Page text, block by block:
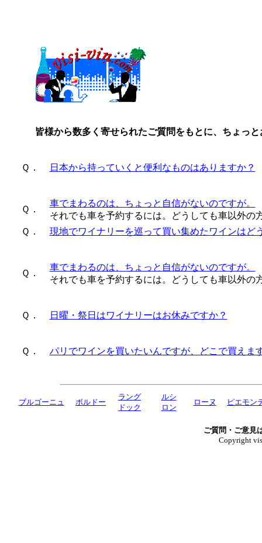
皆様から数多く寄せられたご質問をもとに、ちょっ
Ｑ． 日本から持っていくと便利なものはありますか？
Ｑ．
車でまわるのは、ちょっと自信がないのですが。
それでも車を予約するには。どうしても車以外の
Ｑ．
現地でワイナリーを巡って買い集めたワインはど
Ｑ．
車でまわるのは、ちょっと自信がないのですが。
それでも車を予約するには。どうしても車以外の
Ｑ． 日曜・祭日はワイナリーはお休みですか？
Ｑ． パリでワインを買いたいんですが、どこで買えま
ブルゴーニュ ボルドー
ラング
ドック
ルシ
ロン
ローヌ ピエモン
ご質問・ご意見
Copyright